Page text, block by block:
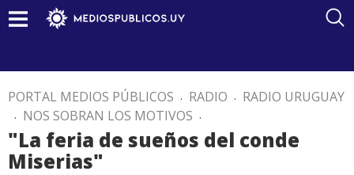
PORTAL MEDIOS PÚBLICOS . RADIO . RADIO URUGUAY
. NOS SOBRAN LOS MOTIVOS .
"La feria de sueños del conde
Miserias"